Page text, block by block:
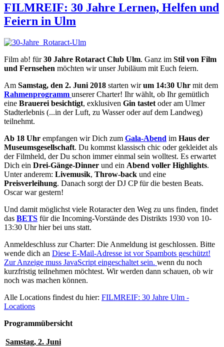
FILMREIF: 30 Jahre Lernen, Helfen und
Feiern in Ulm
Film ab! für30 Jahre Rotaract Club Ulm. Ganz im Stil von Film
und Fernsehen möchten wir unser Jubiläum mit Euch feiern.
Am Samstag, den 2. Juni 2018 starten wirum 14:30 Uhr mit dem
Rahmenprogramm unserer Charter! Ihr wählt, ob Ihr gemütlich
eine Brauerei besichtigt, exklusiven Gin tastet oder am Ulmer
Stadterlebnis (...in der Luft, zu Wasser oder auf dem Landweg)
teilnehmt.
Ab 18 Uhr empfangen wir Dich zum Gala-Abend im Haus der
Museumsgesellschaft. Du kommst klassisch chic oder gekleidet als
der Filmheld, der Du schon immer einmal sein wolltest. Es erwartet
Dich ein Drei-Gänge-Dinner und ein Abend voller Highlights.
Unter anderem: Livemusik, Throw-back und eine
Preisverleihung. Danach sorgt der DJ CP für die besten Beats.
Oscar war gestern!
Und damit möglichst viele Rotaracter den Weg zu uns finden, findet
das BETS für die Incoming-Vorstände des Distrikts 1930 von 10-
13:30 Uhr hier bei uns statt.
Anmeldeschluss zur Charter: Die Anmeldung ist geschlossen. Bitte
wende dich an Diese E-Mail-Adresse ist vor Spambots geschützt!
Zur Anzeige muss JavaScript eingeschaltet sein. wenn du noch
kurzfristig teilnehmen möchtest. Wir werden dann schauen, ob wir
noch was machen können.
Alle Locations findest du hier: FILMREIF: 30 Jahre Ulm -
Locations
Programmübersicht
Samstag, 2. Juni